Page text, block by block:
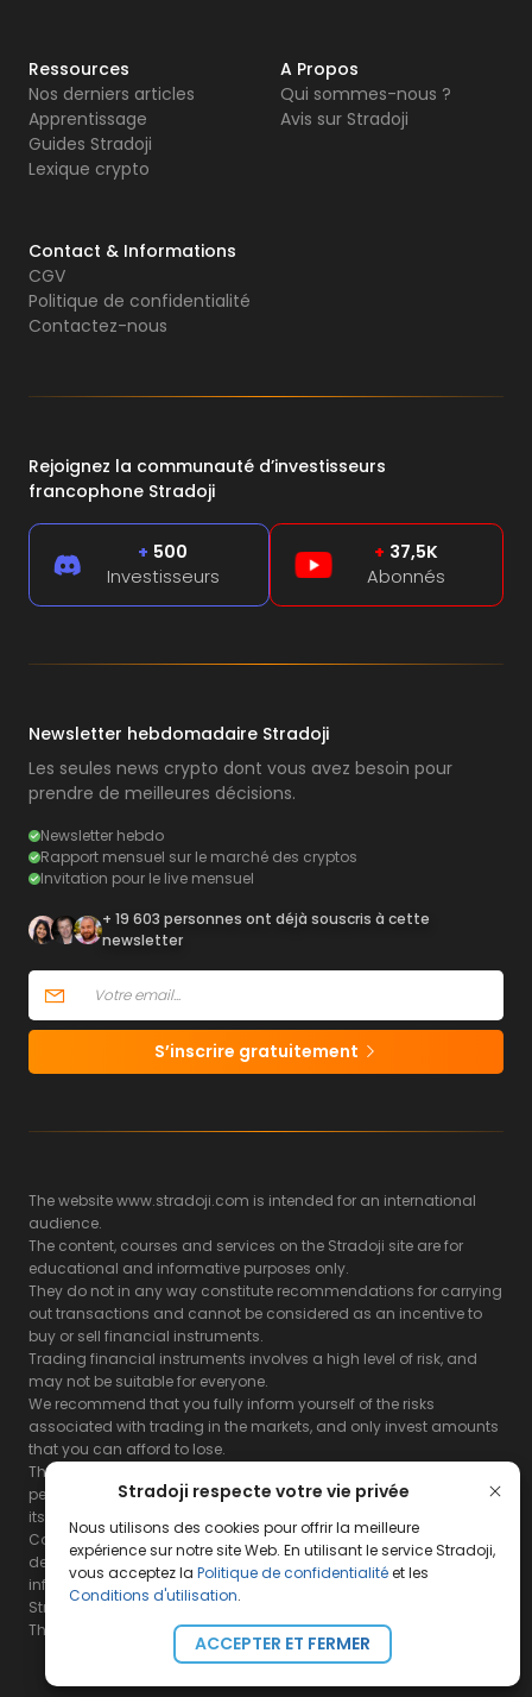
Stradoji respecte votre vie privée
Nous utilisons des cookies pour offrir la meilleure
expérience sur notre site Web. En utilisant le service Stradoji,
vous acceptez la Politique de confidentialitéet les
Conditions d'utilisation.
ACCEPTER ET FERMER
Ressources
Nos derniers articles
Apprentissage
Guides Stradoji
Lexique crypto
A Propos
Qui sommes-nous ?
Avis sur Stradoji
Contact & Informations
CGV
Politique de confidentialité
Contactez-nous
Rejoignez la communauté d’investisseurs
francophone Stradoji
+ 500
Investisseurs
+ 37,5K
Abonnés
Newsletter hebdomadaire Stradoji
Les seules news crypto dont vous avez besoin pour
prendre de meilleures décisions.
Newsletter hebdo
Rapport mensuel sur le marché des cryptos
Invitation pour le live mensuel
+ 19 603 personnes ont déjà souscris à cette
newsletter
S’inscrire gratuitement
The website www.stradoji.com is intended for an international
audience.
The content, courses and services on the Stradoji site are for
educational and informative purposes only.
They do not in any way constitute recommendations for carrying
out transactions and cannot be considered as an incentive to
buy or sell financial instruments.
Trading financial instruments involves a high level of risk, and
may not be suitable for everyone.
We recommend that you fully inform yourself of the risks
associated with trading in the markets, and only invest amounts
that you can afford to lose.
The Stradoji site does not guarantee the results or the
performance of products based on the information contained on
its site and its servers.
Consequently, the Stradoji site and its publishing company
decline all responsibility in the use that may be made of this
information and the consequences that may result therefrom.
Stradoji Services are not authorized for US citizens or US residents.
The full legal notices areavailable here.